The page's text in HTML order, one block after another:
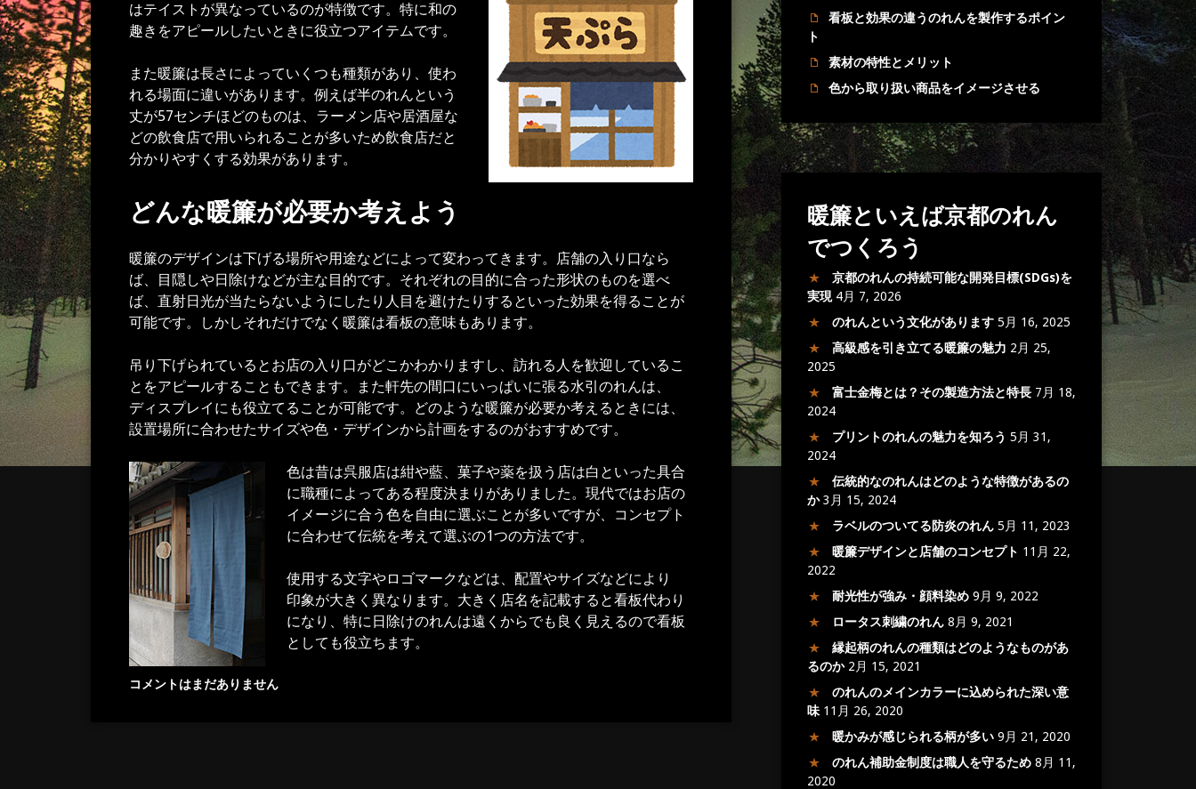
はテイストが異なっているのが特徴です。特に和の
趣きをアピールしたいときに役立つアイテムです。
また暖簾は長さによっていくつも種類があり、使わ
れる場面に違いがあります。例えば半のれんという
丈が57センチほどのものは、ラーメン店や居酒屋な
どの飲食店で用いられることが多いため飲食店だと
分かりやすくする効果があります。
どんな暖簾が必要か考えよう
暖簾のデザインは下げる場所や用途などによって変わってきます。店舗の入り口なら
ば、目隠しや日除けなどが主な目的です。それぞれの目的に合った形状のものを選べ
ば、直射日光が当たらないようにしたり人目を避けたりするといった効果を得ることが
可能です。しかしそれだけでなく暖簾は看板の意味もあります。
吊り下げられているとお店の入り口がどこかわかりますし、訪れる人を歓迎しているこ
とをアピールすることもできます。また軒先の間口にいっぱいに張る水引のれんは、
ディスプレイにも役立てることが可能です。どのような暖簾が必要か考えるときには、
設置場所に合わせたサイズや色・デザインから計画をするのがおすすめです。
色は昔は呉服店は紺や藍、菓子や薬を扱う店は白といった具合
に職種によってある程度決まりがありました。現代ではお店の
イメージに合う色を自由に選ぶことが多いですが、コンセプト
に合わせて伝統を考えて選ぶの1つの方法です。
使用する文字やロゴマークなどは、配置やサイズなどにより
印象が大きく異なります。大きく店名を記載すると看板代わり
になり、特に日除けのれんは遠くからでも良く見えるので看板
としても役立ちます。
コメントはまだありません
看板と効果の違うのれんを製作するポイン
ト
素材の特性とメリット
色から取り扱い商品をイメージさせる
暖簾といえば京都のれん
でつくろう
京都のれんの持続可能な開発目標(SDGs)を
実現 4月 7, 2026
のれんという文化があります 5月 16, 2025
高級感を引き立てる暖簾の魅力 2月 25,
2025
富士金梅とは？その製造方法と特長 7月 18,
2024
プリントのれんの魅力を知ろう 5月 31,
2024
伝統的なのれんはどのような特徴があるの
か 3月 15, 2024
ラベルのついてる防炎のれん 5月 11, 2023
暖簾デザインと店舗のコンセプト 11月 22,
2022
耐光性が強み・顔料染め 9月 9, 2022
ロータス刺繍のれん 8月 9, 2021
縁起柄のれんの種類はどのようなものがあ
るのか 2月 15, 2021
のれんのメインカラーに込められた深い意
味 11月 26, 2020
暖かみが感じられる柄が多い 9月 21, 2020
のれん補助金制度は職人を守るため 8月 11,
2020